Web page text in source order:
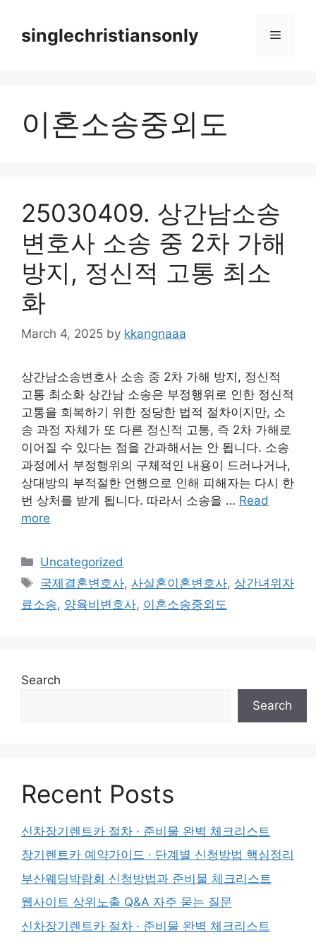
contentsinglechristiansonly Menu
이혼소송중외도
25030409. 상간남소송
변호사 소송 중 2차 가해
방지, 정신적 고통 최소
화
March 4, 2025 by kkangnaaa
상간남소송변호사 소송 중 2차 가해 방지, 정신적
고통 최소화 상간남 소송은 부정행위로 인한 정신적
고통을 회복하기 위한 정당한 법적 절차이지만, 소
송 과정 자체가 또 다른 정신적 고통, 즉 2차 가해로
이어질 수 있다는 점을 간과해서는 안 됩니다. 소송
과정에서 부정행위의 구체적인 내용이 드러나거나,
상대방의 부적절한 언행으로 인해 피해자는 다시 한
번 상처를 받게 됩니다. 따라서 소송을 … Read
more
Categories
Uncategorized
Tags
국제결혼변호사,사실혼이혼변호사, 상간녀위자
료소송, 양육비변호사, 이혼소송중외도
Search
Search
Recent Posts
신차장기렌트카 절차 · 준비물 완벽 체크리스트
장기렌트카 예약가이드 · 단계별 신청방법 핵심정리
부산웨딩박람회 신청방법과 준비물 체크리스트
웹사이트 상위노출 Q&A 자주 묻는 질문
신차장기렌트카 절차 · 준비물 완벽 체크리스트